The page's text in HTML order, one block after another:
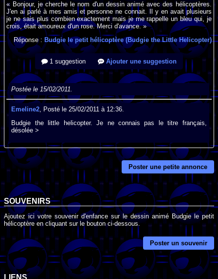
« Bonjour, je cherche le nom d'un dessin animé avec des hélicoptères.
J'en ai parlé à mes amis et personne ne connait. Il y en avait plusieurs
je ne sais plus combien exactement mais je me rappelle un bleu qui, je
crois, était amoureux d'un rose. Merci d'avance. »
Réponse : Budgie le petit hélicoptère (Budgie the Little Helicopter)
1 suggestion Ajouter une suggestion
Postée le 15/02/2011.
Emeline2 , Posté le 25/02/2011 à 12:36.
Budgie the little helicopter. Je ne connais pas le titre français,
désolée >
Poster une petite annonce
SOUVENIRS
Ajoutez ici votre souvenir d'enfance sur le dessin animé Budgie le petit
hélicoptère en cliquant sur le bouton ci-dessous.
Poster un souvenir
LIENS